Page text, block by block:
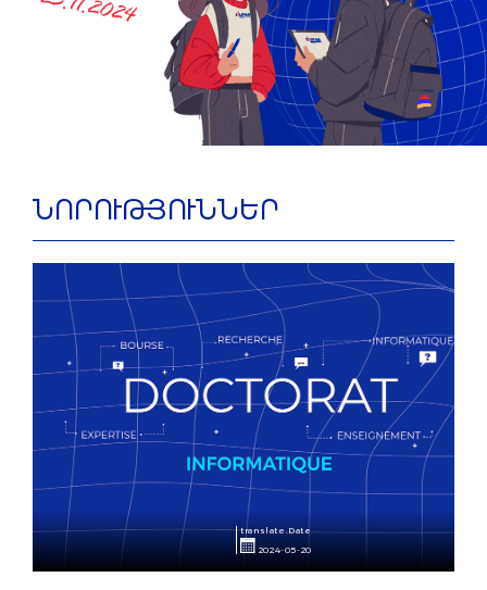
ՆՈՐՈՒԹՅՈՒՆՆԵՐ
translate.Date
2024-05-20